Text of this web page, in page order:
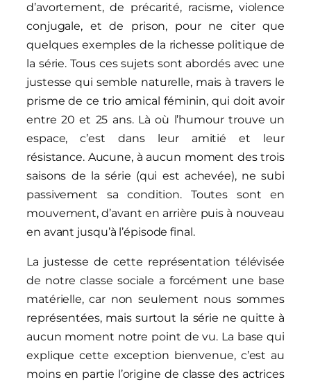
d’avortement, de précarité, racisme, violence
conjugale, et de prison, pour ne citer que
quelques exemples de la richesse politique de
la série. Tous ces sujets sont abordés avec une
justesse qui semble naturelle, mais à travers le
prisme de ce trio amical féminin, qui doit avoir
entre 20 et 25 ans. Là où l’humour trouve un
espace, c’est dans leur amitié et leur
résistance. Aucune, à aucun moment des trois
saisons de la série (qui est achevée), ne subi
passivement sa condition. Toutes sont en
mouvement, d’avant en arrière puis à nouveau
en avant jusqu’à l’épisode final.
La justesse de cette représentation télévisée
de notre classe sociale a forcément une base
matérielle, car non seulement nous sommes
représentées, mais surtout la série ne quitte à
aucun moment notre point de vu. La base qui
explique cette exception bienvenue, c’est au
moins en partie l’origine de classe des actrices